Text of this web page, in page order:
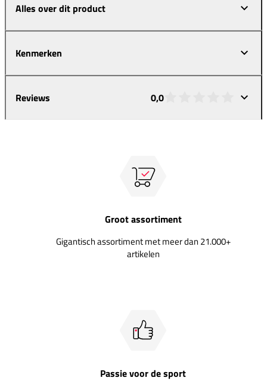
Alles over dit product
Kenmerken
Reviews 0,0
Groot assortiment
Gigantisch assortiment met meer dan 21.000+
artikelen
Passie voor de sport